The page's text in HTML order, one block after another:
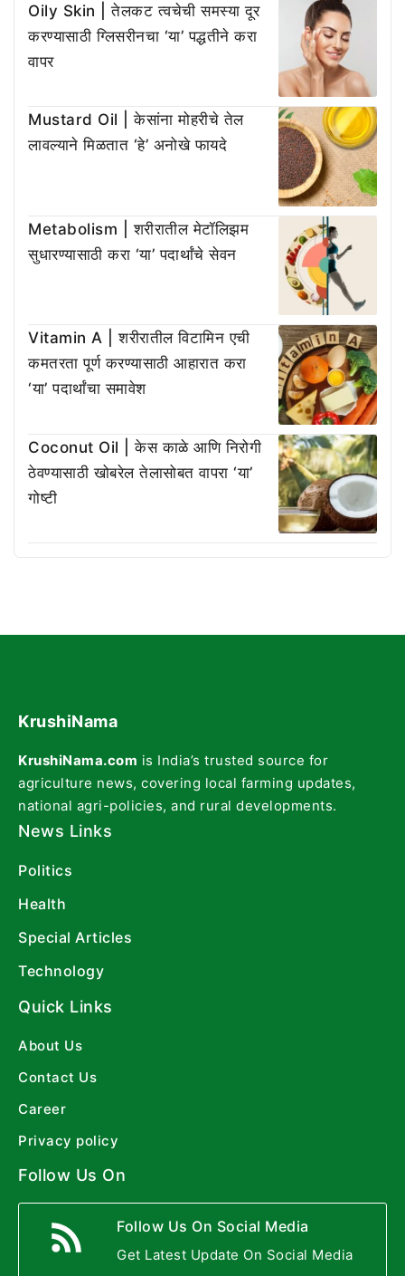
Oily Skin | तेलकट त्वचेची समस्या दूर
करण्यासाठी ग्लिसरीनचा ‘या’ पद्धतीने करा
वापर
Mustard Oil | केसांना मोहरीचे तेल
लावल्याने मिळतात ‘हे’ अनोखे फायदे
Metabolism | शरीरातील मेटॉलिझम
सुधारण्यासाठी करा ‘या’ पदार्थांचे सेवन
Vitamin A | शरीरातील विटामिन एची
कमतरता पूर्ण करण्यासाठी आहारात करा
‘या’ पदार्थांचा समावेश
Coconut Oil | केस काळे आणि निरोगी
ठेवण्यासाठी खोबरेल तेलासोबत वापरा ‘या’
गोष्टी
KrushiNama
KrushiNama.com is India’s trusted source for
agriculture news, covering local farming updates,
national agri-policies, and rural developments.
News Links
Politics
Health
Special Articles
Technology
Quick Links
About Us
Contact Us
Career
Privacy policy
Follow Us On
Follow Us On Social Media
Get Latest Update On Social Media